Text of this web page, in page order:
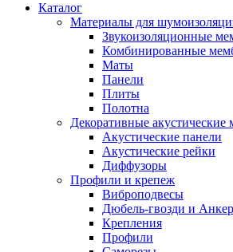
Каталог
Материалы для
Звукоизоляционные
Комбинированные
Маты
Панели
Плиты
Полотна
Декоративные акустические
Акустические панели
Акустические рейки
Диффузоры
Профили и крепеж
Виброподвесы
Дюбель-гвозди и
Крепления
Профили